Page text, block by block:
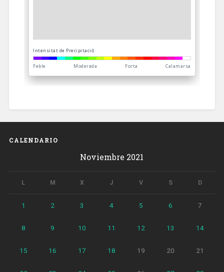
CALENDARIO
Noviembre 2021
L M X J V S D
1 2 3 4 5 6 7
8 9 10 11 12 13 14
15 16 17 18 19 20 21